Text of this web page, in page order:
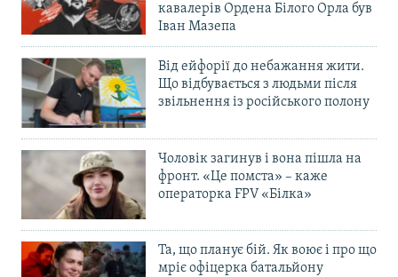
кавалерів Ордена Білого Орла був
Іван Мазепа
Від ейфорії до небажання жити.
Що відбувається з людьми після
звільнення із російського полону
Чоловік загинув і вона пішла на
фронт. «Це помста» – каже
операторка FPV «Білка»
Та, що планує бій. Як воює і про що
мріє офіцерка батальйону